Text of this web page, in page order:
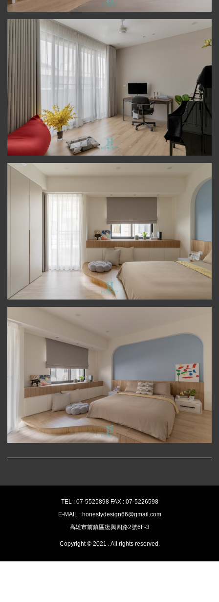
TEL : 07-5525898 FAX : 07-5226598
E-MAIL : honestydesign66@gmail.com
高雄市前鎮區復興四路2號6F-3
Copyright © 2021 . All rights reserved.